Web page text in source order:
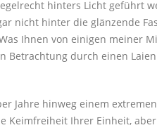
hinters Licht geführt
nicht hinter die glänzende
Ihnen von einigen meiner
durch einen
Jahre hinweg einem
Keimfreiheit Ihrer Einheit,